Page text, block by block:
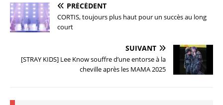
PRÉCÉDENT
CORTIS, toujours plus haut pour un succès au long
court
SUIVANT
[STRAY KIDS] Lee Know souffre d’une entorse à la
cheville après les MAMA 2025